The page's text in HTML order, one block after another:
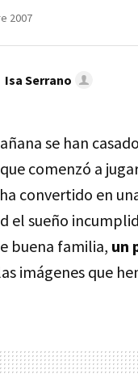
2007
Isa Serrano
se han
comenzó a
convertido en
el sueño
buena familia, un
imágenes que